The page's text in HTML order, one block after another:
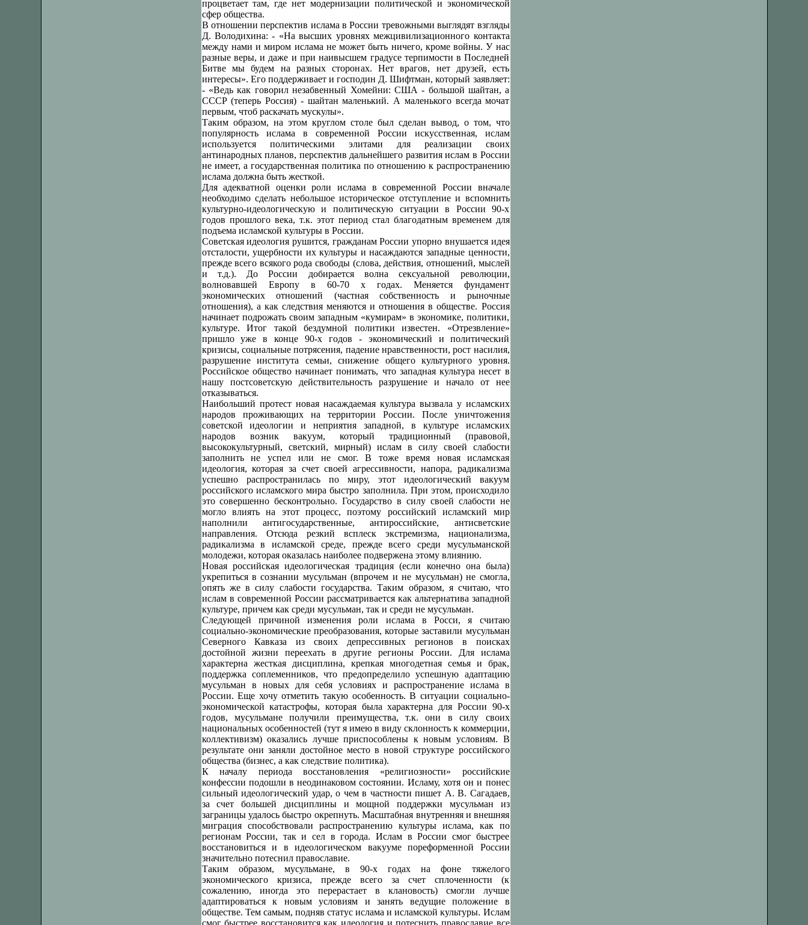
процветает там, где нет модернизации политической и экономической
сфер общества.
В отношении перспектив ислама в России тревожными выглядят взгляды
Д. Володихина: - «На высших уровнях межцивилизационного контакта
между нами и миром ислама не может быть ничего, кроме войны. У нас
разные веры, и даже и при наивысшем градусе терпимости в Последней
Битве мы будем на разных сторонах. Нет врагов, нет друзей, есть
интересы». Его поддерживает и господин Д. Шифтман, который заявляет:
- «Ведь как говорил незабвенный Хомейни: США - большой шайтан, а
СССР (теперь Россия) - шайтан маленький. А маленького всегда мочат
первым, чтоб раскачать мускулы».
Таким образом, на этом круглом столе был сделан вывод, о том, что
популярность ислама в современной России искусственная, ислам
используется политическими элитами для реализации своих
антинародных планов, перспектив дальнейшего развития ислам в России
не имеет, а государственная политика по отношению к распространению
ислама должна быть жесткой.
Для адекватной оценки роли ислама в современной России вначале
необходимо сделать небольшое историческое отступление и вспомнить
культурно-идеологическую и политическую ситуации в России 90-х
годов прошлого века, т.к. этот период стал благодатным временем для
подъема исламской культуры в России.
Советская идеология рушится, гражданам России упорно внушается идея
отсталости, ущербности их культуры и насаждаются западные ценности,
прежде всего всякого рода свободы (слова, действия, отношений, мыслей
и т.д.). До России добирается волна сексуальной революции,
волновавшей Европу в 60-70 х годах. Меняется фундамент
экономических отношений (частная собственность и рыночные
отношения), а как следствия меняются и отношения в обществе. Россия
начинает подрожать своим западным «кумирам» в экономике, политики,
культуре. Итог такой бездумной политики известен. «Отрезвление»
пришло уже в конце 90-х годов - экономический и политический
кризисы, социальные потрясения, падение нравственности, рост насилия,
разрушение института семьи, снижение общего культурного уровня.
Российское общество начинает понимать, что западная культура несет в
нашу постсоветскую действительность разрушение и начало от нее
отказываться.
Наибольший протест новая насаждаемая культура вызвала у исламских
народов проживающих на территории России. После уничтожения
советской идеологии и неприятия западной, в культуре исламских
народов возник вакуум, который традиционный (правовой,
высококультурный, светский, мирный) ислам в силу своей слабости
заполнить не успел или не смог. В тоже время новая исламская
идеология, которая за счет своей агрессивности, напора, радикализма
успешно распространилась по миру, этот идеологический вакуум
российского исламского мира быстро заполнила. При этом, происходило
это совершенно бесконтрольно. Государство в силу своей слабости не
могло влиять на этот процесс, поэтому российский исламский мир
наполнили антигосударственные, антироссийские, антисветские
направления. Отсюда резкий всплеск экстремизма, национализма,
радикализма в исламской среде, прежде всего среди мусульманской
молодежи, которая оказалась наиболее подвержена этому влиянию.
Новая российская идеологическая традиция (если конечно она была)
укрепиться в сознании мусульман (впрочем и не мусульман) не смогла,
опять же в силу слабости государства. Таким образом, я считаю, что
ислам в современной России рассматривается как альтернатива западной
культуре, причем как среди мусульман, так и среди не мусульман.
Следующей причиной изменения роли ислама в Росси, я считаю
социально-экономические преобразования, которые заставили мусульман
Северного Кавказа из своих депрессивных регионов в поисках
достойной жизни переехать в другие регионы России. Для ислама
характерна жесткая дисциплина, крепкая многодетная семья и брак,
поддержка соплеменников, что предопределило успешную адаптацию
мусульман в новых для себя условиях и распространение ислама в
России. Еще хочу отметить такую особенность. В ситуации социально-
экономической катастрофы, которая была характерна для России 90-х
годов, мусульмане получили преимущества, т.к. они в силу своих
национальных особенностей (тут я имею в виду склонность к коммерции,
коллективизм) оказались лучше приспособлены к новым условиям. В
результате они заняли достойное место в новой структуре российского
общества (бизнес, а как следствие политика).
К началу периода восстановления «религиозности» российские
конфессии подошли в неодинаковом состоянии. Исламу, хотя он и понес
сильный идеологический удар, о чем в частности пишет А. В. Сагадаев,
за счет большей дисциплины и мощной поддержки мусульман из
заграницы удалось быстро окрепнуть. Масштабная внутренняя и внешняя
миграция способствовали распространению культуры ислама, как по
регионам России, так и сел в города. Ислам в России смог быстрее
восстановиться и в идеологическом вакууме пореформенной России
значительно потеснил православие.
Таким образом, мусульмане, в 90-х годах на фоне тяжелого
экономического кризиса, прежде всего за счет сплоченности (к
сожалению, иногда это перерастает в клановость) смогли лучше
адаптироваться к новым условиям и занять ведущие положение в
обществе. Тем самым, подняв статус ислама и исламской культуры. Ислам
смог быстрее восстановится как идеология и потеснить православие все